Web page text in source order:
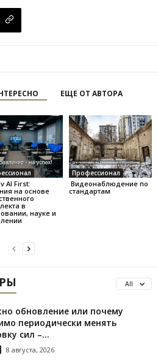
ЕЩЕ ОТ АВТОРА
AI First:
на основе
в
науке и
Профессионал
Видеонаблюдение по
стандартам
All
обновление или почему
периодически менять
сил –...
8 августа, 2026